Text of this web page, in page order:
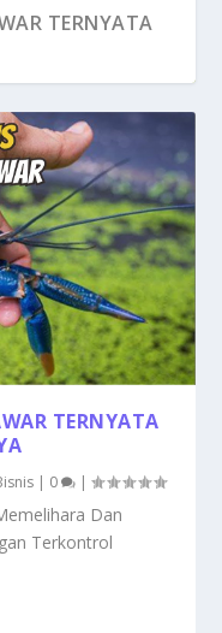
TERNYATA
TERNYATA
| 0 |
Dan
Terkontrol